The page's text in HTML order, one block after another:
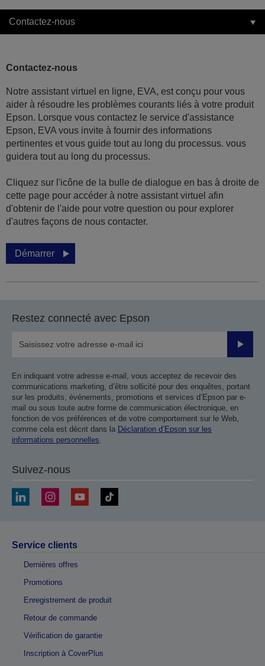
Contactez-nous
Contactez-nous
Notre assistant virtuel en ligne, EVA, est conçu pour vous
aider à résoudre les problèmes courants liés à votre produit
Epson. Lorsque vous contactez le service d'assistance
Epson, EVA vous invite à fournir des informations
pertinentes et vous guide tout au long du processus. vous
guidera tout au long du processus.
Cliquez sur l'icône de la bulle de dialogue en bas à droite de
cette page pour accéder à notre assistant virtuel afin
d'obtenir de l'aide pour votre question ou pour explorer
d'autres façons de nous contacter.
Démarrer
Restez connecté avec Epson
Valider
En indiquant votre adresse e-mail, vous acceptez de recevoir des
communications marketing, d’être sollicité pour des enquêtes, portant
sur les produits, événements, promotions et services d’Epson par e-
mail ou sous toute autre forme de communication électronique, en
fonction de vos préférences et de votre comportement sur le Web,
comme cela est décrit dans la Déclaration d’Epson sur les
informations personnelles.
Suivez-nous
Service clients
Dernières offres
Promotions
Enregistrement de produit
Retour de commande
Vérification de garantie
Inscription à CoverPlus